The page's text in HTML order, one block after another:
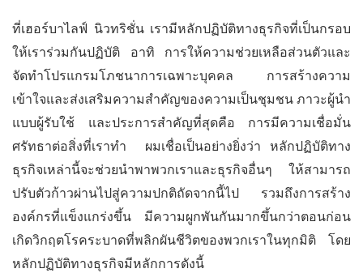
ที่เฮอร์บาไลฟ์ นิวทริชั่น เรามีหลักปฏิบัติทางธุรกิจที่เป็นกรอบ
ให้เราร่วมกันปฏิบัติ อาทิ การให้ความช่วยเหลือส่วนตัวและ
จัดทำโปรแกรมโภชนาการเฉพาะบุคคล การสร้างความ
เข้าใจและส่งเสริมความสำคัญของความเป็นชุมชน ภาวะผู้นำ
แบบผู้รับใช้ และประการสำคัญที่สุดคือ การมีความเชื่อมั่น
ศรัทธาต่อสิ่งที่เราทำ ผมเชื่อเป็นอย่างยิ่งว่า หลักปฏิบัติทาง
ธุรกิจเหล่านี้จะช่วยนำพาพวกเราและธุรกิจอื่นๆ ให้สามารถ
ปรับตัวก้าวผ่านไปสู่ความปกติถัดจากนี้ไป รวมถึงการสร้าง
องค์กรที่แข็งแกร่งขึ้น มีความผูกพันกันมากขึ้นกว่าตอนก่อน
เกิดวิกฤตโรคระบาดที่พลิกผันชีวิตของพวกเราในทุกมิติ โดย
หลักปฏิบัติทางธุรกิจมีหลักการดังนี้